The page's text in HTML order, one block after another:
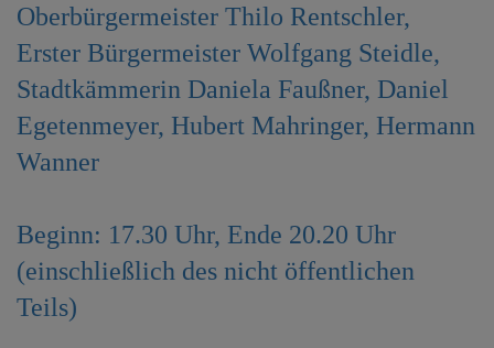
Oberbürgermeister Thilo Rentschler,
Erster Bürgermeister Wolfgang Steidle,
Stadtkämmerin Daniela Faußner, Daniel
Egetenmeyer, Hubert Mahringer, Hermann
Wanner
Beginn: 17.30 Uhr, Ende 20.20 Uhr
(einschließlich des nicht öffentlichen
Teils)